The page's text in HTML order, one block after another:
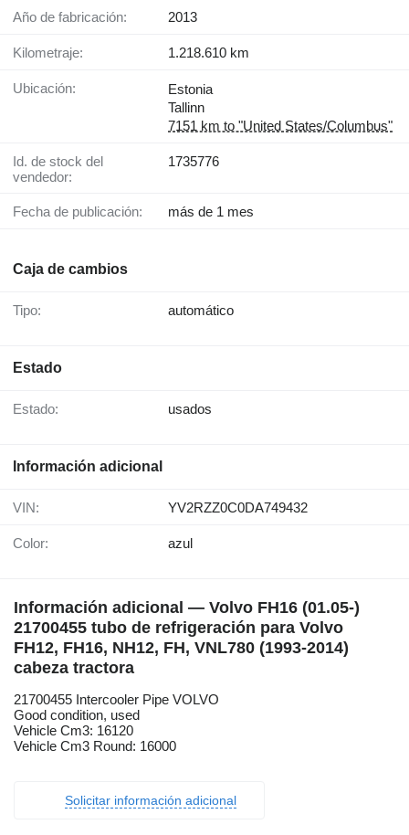
Año de fabricación: 2013
Kilometraje: 1.218.610 km
Ubicación:
Estonia
Tallinn
7151 km to "United States/Columbus"
Id. de stock del
vendedor:
1735776
Fecha de publicación: más de 1 mes
Caja de cambios
Tipo: automático
Estado
Estado: usados
Información adicional
VIN: YV2RZZ0C0DA749432
Color: azul
Información adicional — Volvo FH16 (01.05-)
21700455 tubo de refrigeración para Volvo
FH12, FH16, NH12, FH, VNL780 (1993-2014)
cabeza tractora
21700455 Intercooler Pipe VOLVO
Good condition, used
Vehicle Cm3: 16120
Vehicle Cm3 Round: 16000
Solicitar información adicional